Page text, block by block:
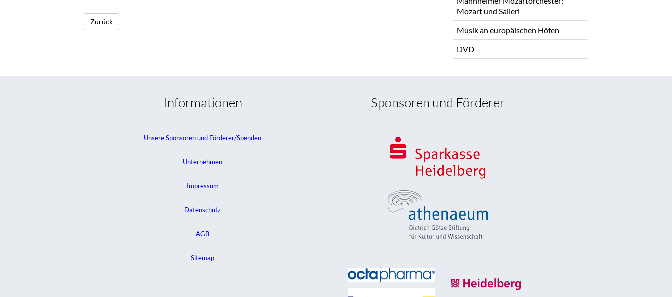
Zurück
Mozart und Salieri
Musik an europäischen Höfen
DVD
Informationen
Unsere Sponsoren und Förderer/Spenden
Unternehmen
Impressum
Datenschutz
AGB
Sitemap
Sponsoren und Förderer